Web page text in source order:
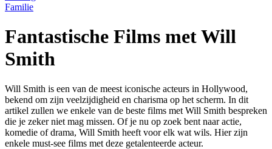
Familie
Fantastische Films met Will
Smith
Will Smith is een van de meest iconische acteurs in Hollywood,
bekend om zijn veelzijdigheid en charisma op het scherm. In dit
artikel zullen we enkele van de beste films met Will Smith bespreken
die je zeker niet mag missen. Of je nu op zoek bent naar actie,
komedie of drama, Will Smith heeft voor elk wat wils. Hier zijn
enkele must-see films met deze getalenteerde acteur.